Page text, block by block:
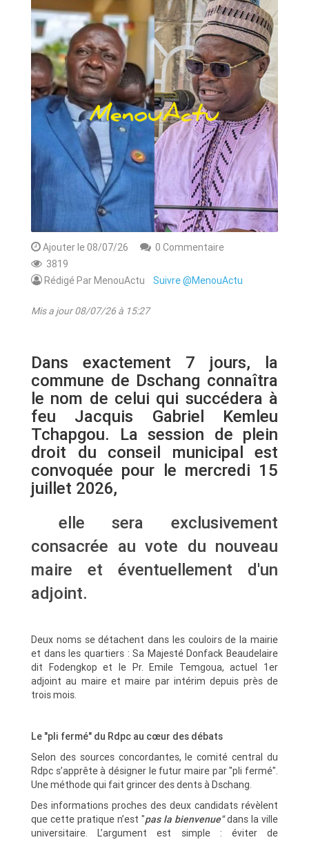
BREAKING-NEWS
CAMEROUN
Ajouter le 08/07/26
0 Commentaire
3819
Rédigé Par MenouActu Suivre @MenouActu
Mis a jour 08/07/26 à 15:27
Dans exactement 7 jours, la
commune de Dschang connaîtra
le nom de celui qui succédera à
feu Jacquis Gabriel Kemleu
Tchapgou. La session de plein
droit du conseil municipal est
convoquée pour le mercredi 15
juillet 2026,
elle sera exclusivement
consacrée au vote du nouveau
maire et éventuellement d'un
adjoint.
Deux noms se détachent dans les couloirs de la mairie
et dans les quartiers : Sa Majesté Donfack Beaudelaire
dit Fodengkop et le Pr. Emile Temgoua, actuel 1er
adjoint au maire et maire par intérim depuis près de
trois mois.
Le "pli fermé" du Rdpc au cœur des débats
Selon des sources concordantes, le comité central du
Rdpc s’apprête à désigner le futur maire par "pli fermé".
Une méthode qui fait grincer des dents à Dschang.
Des informations proches des deux candidats révèlent
que cette pratique n’est "pas la bienvenue"dans la ville
universitaire. L’argument est simple : éviter de